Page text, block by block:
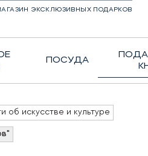
ЭКСКЛЮЗИВНЫХ ПОДАРКОВ
ПОСУДА
об искусстве и культуре